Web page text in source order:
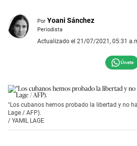
Por Yoani Sánchez
Periodista
Actualizado el 21/07/2021, 05:31
"Los cubanos hemos probado la libertad y no
Lage / AFP).
/ YAMIL LAGE